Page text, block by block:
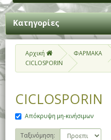
Κατηγορίες
Αρχική ΦΑΡΜΑΚΑ
CICLOSPORIN
CICLOSPORIN
Απόκρυψη μη-κινήσιμων
Ταξινόμηση: